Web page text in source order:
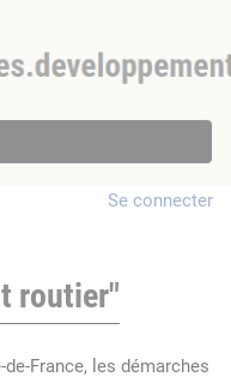
Se connecter
routier"
France, les démarches